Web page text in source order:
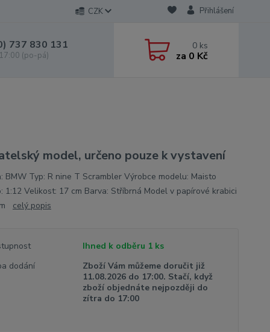
CZK Přihlášení
737 830 131
(po-pá)
0 ks
za 0 Kč
model, určeno pouze k vystavení
BMW Typ: R nine T Scrambler Výrobce modelu: Maisto
1:12 Velikost: 17 cm Barva: Stříbrná Model v papírové krabici
celý popis
Ihned k odběru 1 ks
dodání
Zboží Vám můžeme doručit již
11.08.2026 do 17:00. Stačí, když
zboží objednáte nejpozději do
zítra do 17:00